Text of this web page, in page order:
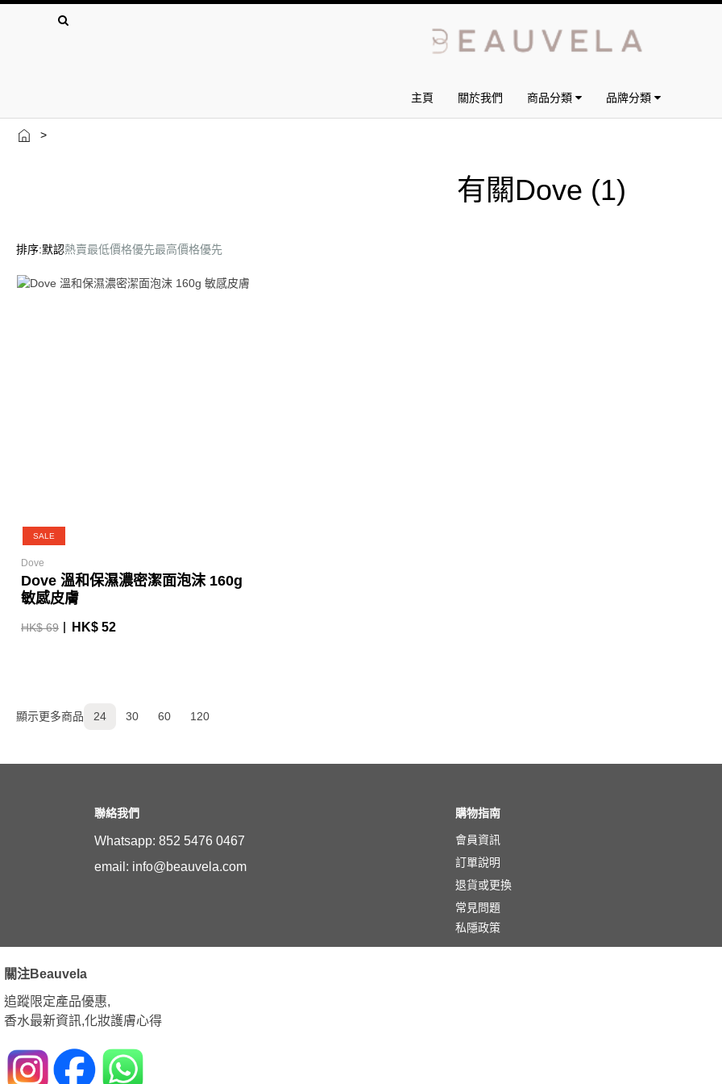
主頁 關於我們 商品分類 品牌分類
>
有關Dove (1)
排序:默認熱賣最低價格優先最高價格優先
SALE
Dove
Dove 溫和保濕濃密潔面泡沫 160g
敏感皮膚
HK$ 69 HK$ 52
顯示更多商品 24 30 60 120
聯絡我們
Whatsapp: 852 5476 0467
email: info@beauvela.com
購物指南
會員資訊
訂單說明
退貨或更換
常見問題
私隱政策
關注Beauvela
追蹤限定產品優惠,
香水最新資訊,化妝護膚心得